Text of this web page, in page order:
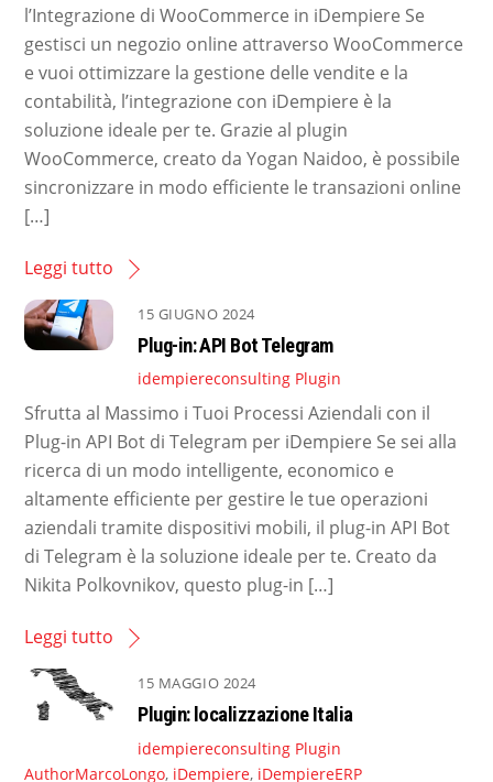
l’Integrazione di WooCommerce in iDempiere Se
gestisci un negozio online attraverso WooCommerce
e vuoi ottimizzare la gestione delle vendite e la
contabilità, l’integrazione con iDempiere è la
soluzione ideale per te. Grazie al plugin
WooCommerce, creato da Yogan Naidoo, è possibile
sincronizzare in modo efficiente le transazioni online
[…]
Leggi tutto
15 GIUGNO 2024
Plug-in: API Bot Telegram
idempiereconsulting Plugin
Sfrutta al Massimo i Tuoi Processi Aziendali con il
Plug-in API Bot di Telegram per iDempiere Se sei alla
ricerca di un modo intelligente, economico e
altamente efficiente per gestire le tue operazioni
aziendali tramite dispositivi mobili, il plug-in API Bot
di Telegram è la soluzione ideale per te. Creato da
Nikita Polkovnikov, questo plug-in […]
Leggi tutto
15 MAGGIO 2024
Plugin: localizzazione Italia
idempiereconsulting Plugin
AuthorMarcoLongo, iDempiere, iDempiereERP